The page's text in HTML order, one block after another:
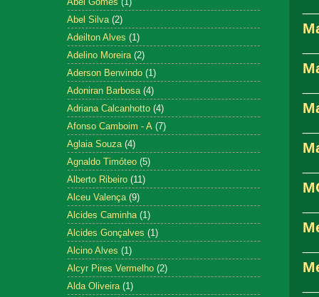
Abel Silva (2)
Adeilton Alves (1)
Adelino Moreira (2)
Aderson Benvindo (1)
Adoniran Barbosa (4)
Adriana Calcanhotto (4)
Afonso Camboim - A (7)
Aglaia Souza (4)
Agnaldo Timóteo (5)
Alberto Ribeiro (11)
Alceu Valença (9)
Alcides Caminha (1)
Alcides Gonçalves (1)
Alcino Alves (1)
Alcyr Pires Vermelho (2)
Alda Oliveira (1)